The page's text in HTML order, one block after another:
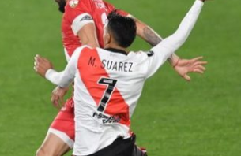
grande del club”
regresa al fútbol argentino después de
pasión por River
lo justo ante O’Higgins gracias a la
un juego que no dan paz para ir a Rancagua